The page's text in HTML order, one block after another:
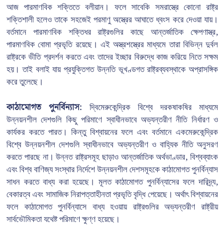
আজ পারমাণবিক শক্তিতে বলীয়ান। ফলে সাবেকি সমরাস্ত্রে কোনো রাষ্ট্র
শক্তিশালী হলেও তাকে সহজেই পরমাণু অস্ত্রের আঘাতে ধ্বংস করে দেওয়া যায়।
বর্তমানে পারমাণবিক শক্তিধর রাষ্ট্রগুলির কাছে আন্তর্জাতিক ক্ষেপণাস্ত্র,
পারমাণবিক বোমা প্রভৃতি রয়েছে। এই অস্ত্রশস্ত্রের মাধ্যমে তারা বিভিন্ন দুর্বল
রাষ্ট্রকে ভীতি প্রদর্শন করতে এবং তাদের ইচ্ছার বিরুদ্ধে কাজ করিয়ে নিতে সক্ষম
হয়। তাই বলাই যায় প্রযুক্তিগত উন্নতি ভূখণ্ডগত রাষ্ট্রব্যবস্থাকে অপ্রাসঙ্গিক
করে তুলেছে।
কাঠামোগত পুনর্বিন্যাস: দ্বিমেরুকেন্দ্রিক বিশ্বে দরকষাকষির মাধ্যমে
উন্নয়নশীল দেশগুলি কিছু পরিমাণে স্বাধীনভাবে অভ্যন্তরীণ নীতি নির্ধারণ ও
কার্যকর করতে পারত। কিন্তু বিশ্বায়নের ফলে এবং বর্তমানে একমেরুকেন্দ্রিক
বিশ্বে উন্নয়নশীল দেশগুলি স্বাধীনভাবে অভ্যন্তরীণ ও বাহ্যিক নীতি অনুসরণ
করতে পারছে না। উন্নত রাষ্ট্রসমূহ ছাড়াও আন্তর্জাতিক অর্থভাণ্ডার, বিশ্বব্যাংক
এবং বিশ্ব বাণিজ্য সংস্থার নির্দেশে উন্নয়নশীল দেশসমূহকে কাঠামোগত পুনর্বিন্যাস
সাধন করতে বাধ্য করা হয়েছে। মূলত কাঠামোগত পুনর্বিন্যাসের ফলে দারিদ্র্য,
বেকারত্ব এবং সামাজিক নিরাপত্তাহীনতা প্রভৃতি বৃদ্ধি পেয়েছে। অর্থাৎ বিশ্বায়নের
ফলে কাঠামোগত পুনর্বিন্যাসে বাধ্য হওয়ায় রাষ্ট্রগুলির অভ্যন্তরীণ রাষ্ট্রীয়
সার্বভৌমিকতা যথেষ্ট পরিমাণে ক্ষুণ্ণ হয়েছে।